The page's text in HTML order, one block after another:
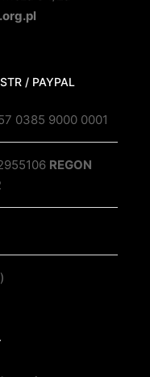
/ PAYPAL
0385 9000 0001
REGON